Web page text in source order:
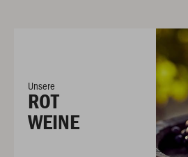
Unsere
ROT
WEINE